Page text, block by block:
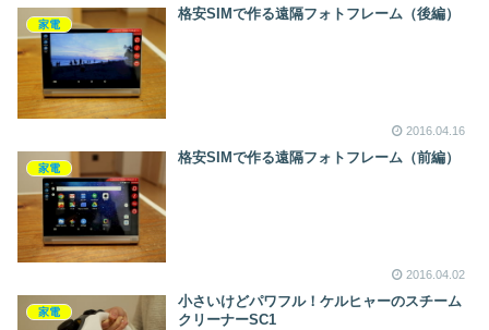
家電
格安SIMで作る遠隔フォトフレーム（後編）
2016.04.16
家電
格安SIMで作る遠隔フォトフレーム（前編）
2016.04.02
家電
小さいけどパワフル！ケルヒャーのスチーム
クリーナーSC1